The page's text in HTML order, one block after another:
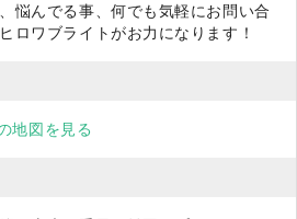
悩んでる事、何でも気軽にお問い合
ロワブライトがお力になります！
地図を見る